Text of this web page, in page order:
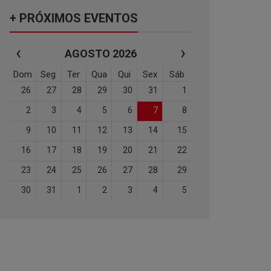
+ PRÓXIMOS EVENTOS
‹ AGOSTO 2026 ›
Dom Seg Ter Qua Qui Sex Sáb
26 27 28 29 30 31 1
2 3 4 5 6 7 8
9 10 11 12 13 14 15
16 17 18 19 20 21 22
23 24 25 26 27 28 29
30 31 1 2 3 4 5